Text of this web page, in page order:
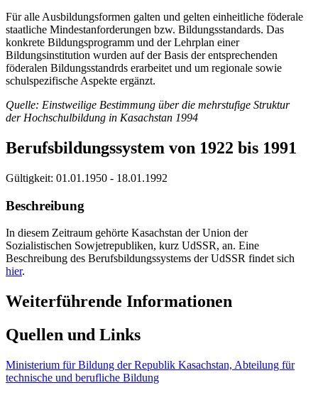
Für alle Ausbildungsformen galten und gelten einheitliche föderale
staatliche Mindestanforderungen bzw. Bildungsstandards. Das
konkrete Bildungsprogramm und der Lehrplan einer
Bildungsinstitution wurden auf der Basis der entsprechenden
föderalen Bildungsstandrds erarbeitet und um regionale sowie
schulspezifische Aspekte ergänzt.
Quelle: Einstweilige Bestimmung über die mehrstufige Struktur
der Hochschulbildung in Kasachstan 1994
Berufsbildungssystem von 1922 bis 1991
Gültigkeit: 01.01.1950 - 18.01.1992
Beschreibung
In diesem Zeitraum gehörte Kasachstan der Union der
Sozialistischen Sowjetrepubliken, kurz UdSSR, an. Eine
Beschreibung des Berufsbildungssystems der UdSSR findet sich
hier.
Weiterführende Informationen
Quellen und Links
Ministerium für Bildung der Republik Kasachstan, Abteilung für
technische und berufliche Bildung